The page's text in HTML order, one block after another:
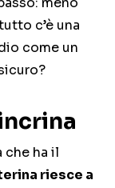
c’è una
come un
che ha il
riesce a